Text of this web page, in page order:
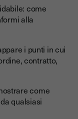
come
alla
i punti in cui
contratto,
come
qualsiasi